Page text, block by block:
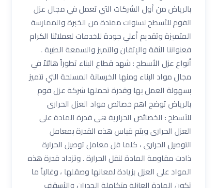
بالرياض من أول الشركات التي تعمل في مجال عزل
الفوم للأسطح لسنوات ممتدة من الخبرة والممارسة
المتميزة وتقديم أعلي جودة للخدمات لعملائنا الكرام
فعنواننا الثقة والإتقان والتميز والسمعة الطيبة .
أنواع عزل الأسطح : شهد قطاع البناء تطوراً هائلاً في
مجال مواد البناء ومنها الخرسانة المسلحة التي تتميز
بسهولة العمل بها وقدرة تحملها شركة عزل فوم
بالرياض توضح اهم خصائص مواد العزل الحرارى
للأسطح : الخصائص الحرارية هى قدرة المادة على
العزل الحرارى ويتم قياس هذه القدرة بمعامل
التوصيل الحرارى ، كلما قل معامل توصيل الحرارة
ذادت مقاومة المادة لنقل الحرارة . وتزداد قدرة هذه
المواد على العزل بزيادة لمعانها وصقلها ، وغالباً ما